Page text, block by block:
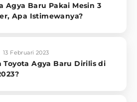
Agya Baru Pakai Mesin 3
Apa Istimewanya?
13 Februari 2023
Toyota Agya Baru Dirilis di